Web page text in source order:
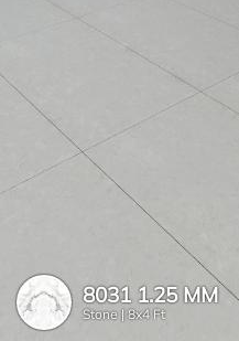
8031 1.25 MM
Stone | 8x4 Ft